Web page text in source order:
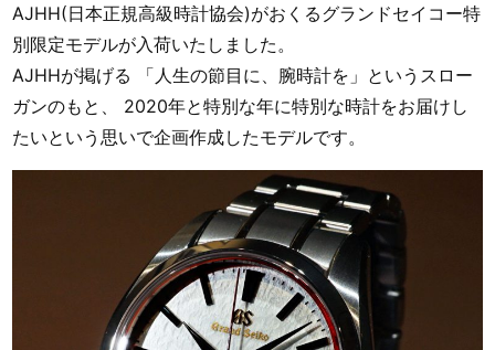
ONLINE STORE
お問い合わせ
AJHH(日本正規高級時計協会)がおくるグランドセイコー特
別限定モデルが入荷いたしました。
AJHHが掲げる 「人生の節目に、腕時計を」というスロー
ガンのもと、 2020年と特別な年に特別な時計をお届けし
たいという思いで企画作成したモデルです。